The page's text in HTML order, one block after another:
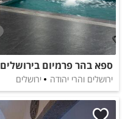
ספא בהר פרמיום בירושלים
ירושלים והרי יהודה ירושלים